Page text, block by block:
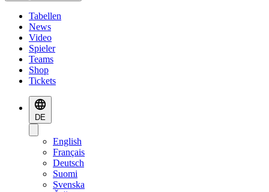
Tabellen
News
Video
Spieler
Teams
Shop
Tickets
DE
English
Français
Deutsch
Suomi
Svenska